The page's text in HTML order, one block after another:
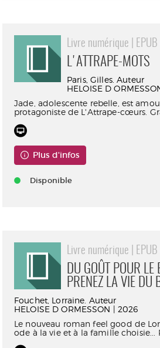
Livre numérique | EPUB
L'ATTRAPE-MOTS
Paris, Gilles. Auteur
HELOISE D
Jade, adolescente rebelle, est
protagoniste de L'Attrape-cœurs.
Plus d'infos
Disponible
Livre numérique | EPUB
DU GOÛT POUR LE
PRENEZ LA VIE DU
Fouchet, Lorraine. Auteur
HELOISE D ORMESSON | 2026
Le nouveau roman feel good de
ode à la vie et à la famille choisie...